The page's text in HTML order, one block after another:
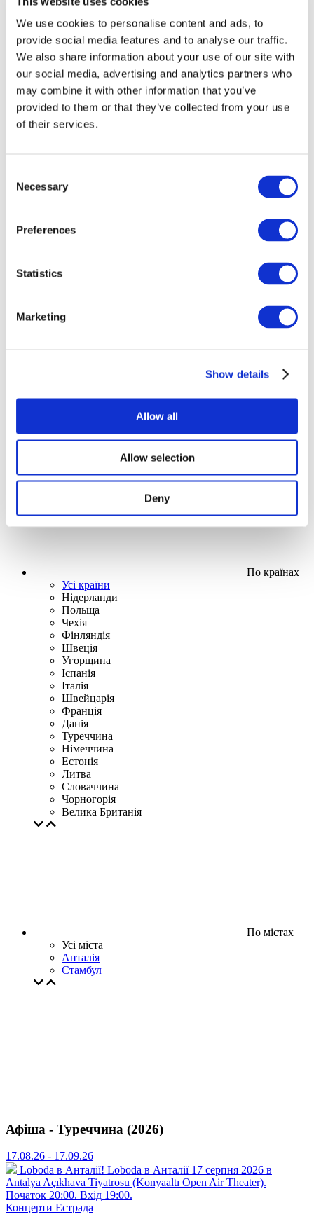
We use cookies to personalise content and ads, to
provide social media features and to analyse our traffic.
We also share information about your use of our site with
our social media, advertising and analytics partners who
may combine it with other information that you’ve
provided to them or that they’ve collected from your use
of their services.
Selection
Necessary
Preferences
Statistics
Marketing
Show details
Allow all
Allow selection
Deny
Концерти
Без піджанру
По країнах
Усі країни
Нідерланди
Польща
Чехія
Фінляндія
Швеція
Угорщина
Іспанія
Італія
Швейцарія
Франція
Данія
Туреччина
Німеччина
Естонія
Литва
Словаччина
Чорногорія
Велика Британія
По містах
Усі міста
Анталія
Стамбул
Афіша - Туреччина (2026)
17.08.26 - 17.09.26
Loboda в Анталії! Loboda в Анталії 17 серпня 2026 в
Antalya Açıkhava Tiyatrosu (Konyaaltı Open Air Theater).
Початок 20:00. Вхід 19:00.
Концерти Естрада